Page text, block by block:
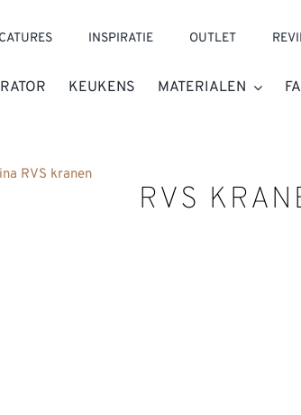
INSPIRATIE OUTLET
KEUKENS MATERIALEN
RVS kranen
RVS